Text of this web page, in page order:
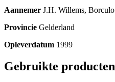
Aannemer J.H. Willems, Borculo
Provincie Gelderland
Opleverdatum 1999
Gebruikte producten